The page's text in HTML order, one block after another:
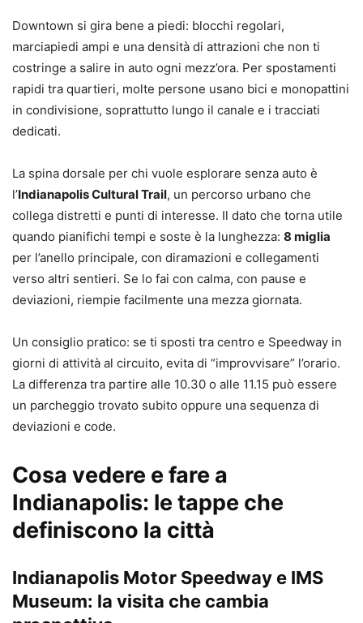
Downtown si gira bene a piedi: blocchi regolari,
marciapiedi ampi e una densità di attrazioni che non ti
costringe a salire in auto ogni mezz’ora. Per spostamenti
rapidi tra quartieri, molte persone usano bici e monopattini
in condivisione, soprattutto lungo il canale e i tracciati
dedicati.
La spina dorsale per chi vuole esplorare senza auto è
l’Indianapolis Cultural Trail, un percorso urbano che
collega distretti e punti di interesse. Il dato che torna utile
quando pianifichi tempi e soste è la lunghezza: 8 miglia
per l’anello principale, con diramazioni e collegamenti
verso altri sentieri. Se lo fai con calma, con pause e
deviazioni, riempie facilmente una mezza giornata.
Un consiglio pratico: se ti sposti tra centro e Speedway in
giorni di attività al circuito, evita di “improvvisare” l’orario.
La differenza tra partire alle 10.30 o alle 11.15 può essere
un parcheggio trovato subito oppure una sequenza di
deviazioni e code.
Cosa vedere e fare a
Indianapolis: le tappe che
definiscono la città
Indianapolis Motor Speedway e IMS
Museum: la visita che cambia